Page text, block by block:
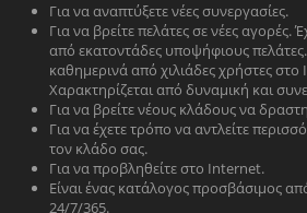
Για να αναπτύξετε νέες συνεργασίες.
Για να βρείτε πελάτες σε νέες
από εκατοντάδες υποψήφιους πελάτες.
καθημερινά από χιλιάδες χρήστες στο
Χαρακτηρίζεται από δυναμική και
Για να βρείτε νέους κλάδους να
Για να έχετε τρόπο να αντλείτε
τον κλάδο σας.
Για να προβληθείτε στο Internet.
Είναι ένας κατάλογος προσβάσιμος
24/7/365.